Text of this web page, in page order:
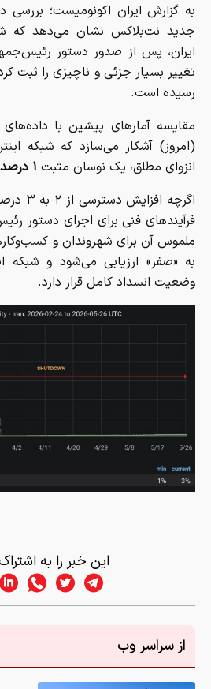
به گزارش ایران اکونومیست؛ بررسی
جدید نت‌بلاکس نشان می‌دهد که
ایران، پس از صدور دستور
رسیده است.
انزوای مطلق، یک نوسان مثبت ۱ درصدی
اگرچه
فرآیندهای فنی برای اجرای دستور
ملموس آن برای شهروندان و
به «صفر» ارزیابی می‌شود و شبکه
وضعیت انسداد کامل قرار دارد.
این خبر را به
از سراسر وب